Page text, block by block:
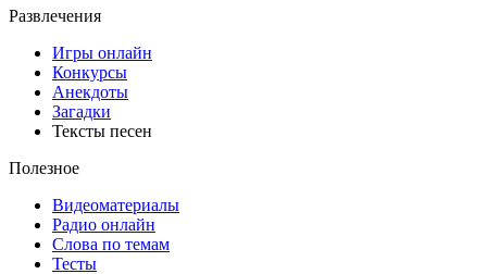
Развлечения
Игры онлайн
Конкурсы
Анекдоты
Загадки
Тексты песен
Полезное
Видеоматериалы
Радио онлайн
Слова по темам
Тесты